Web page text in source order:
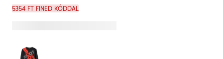
5354 Ft FINED kóddal